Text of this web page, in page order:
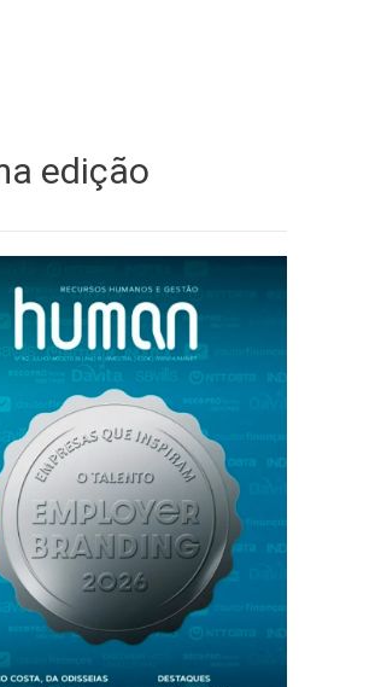
edição